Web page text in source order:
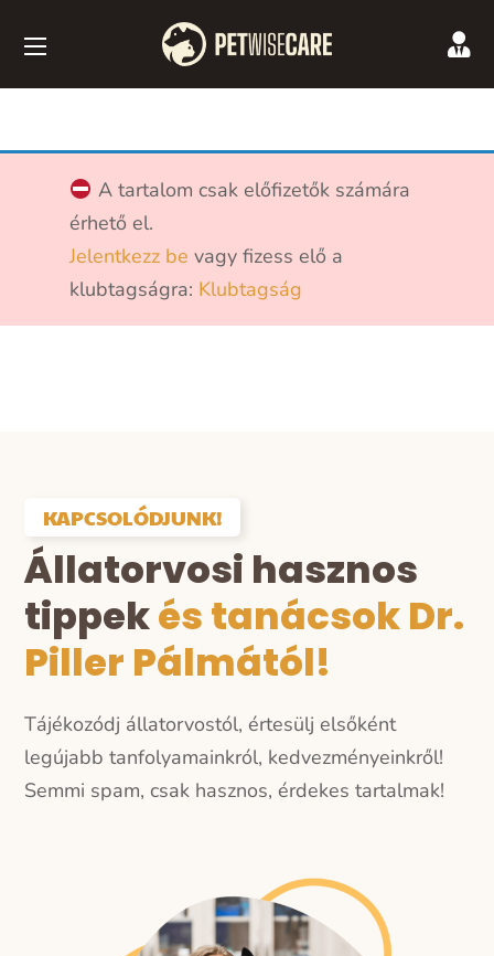
A tartalom csak előfizetők számára
érhető el.
Jelentkezz be vagy fizess elő a
klubtagságra: Klubtagság
KAPCSOLÓDJUNK!
Állatorvosi hasznos
tippekés tanácsok Dr.
Piller Pálmától!
Tájékozódj állatorvostól, értesülj elsőként
legújabb tanfolyamainkról, kedvezményeinkről!
Semmi spam, csak hasznos, érdekes tartalmak!